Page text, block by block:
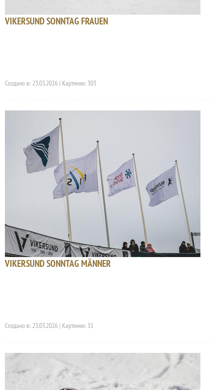
VIKERSUND SONNTAG FRAUEN
Создано в: 23.03.2026 | Картинки: 303
VIKERSUND SONNTAG MÄNNER
Создано в: 23.03.2026 | Картинки: 31